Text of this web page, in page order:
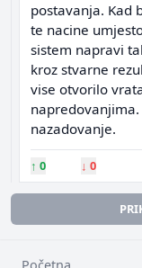
postavanja. Kad
te nacine
sistem napravi
kroz stvarne
vise otvorilo
nazadovanje.
↑ 0 ↓ 0